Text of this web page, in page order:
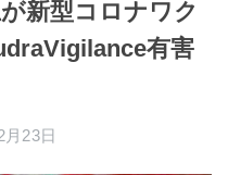
新型コロナワク
有害
月23日